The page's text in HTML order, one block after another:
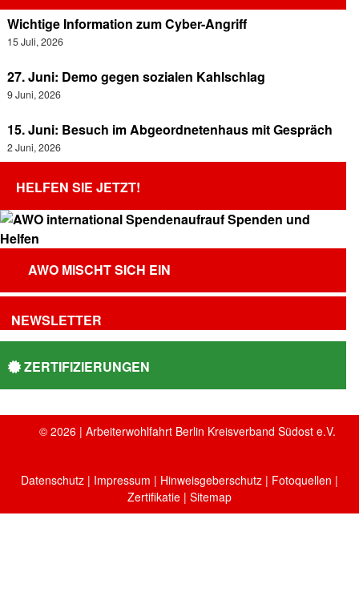
Wichtige Information zum Cyber-Angriff
15 Juli, 2026
27. Juni: Demo gegen sozialen Kahlschlag
9 Juni, 2026
15. Juni: Besuch im Abgeordnetenhaus mit Gespräch
2 Juni, 2026
HELFEN SIE JETZT!
AWO MISCHT SICH EIN
NEWSLETTER
ZERTIFIZIERUNGEN
© 2026 | Arbeiterwohlfahrt Berlin Kreisverband Südost e.V.
Datenschutz | Impressum | Hinweisgeberschutz | Fotoquellen |
Zertifikatie | Sitemap